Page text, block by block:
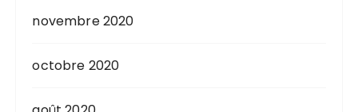
novembre 2020
octobre 2020